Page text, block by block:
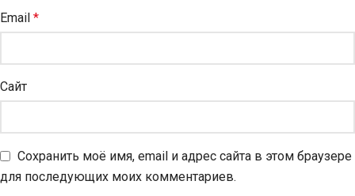
Email *
Сайт
Сохранить моё имя, email и адрес сайта в этом браузере
для последующих моих комментариев.